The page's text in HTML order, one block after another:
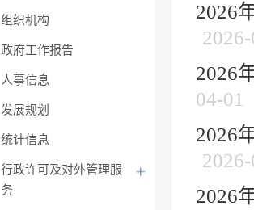
组织机构
政府工作报告
人事信息
发展规划
统计信息
行政许可及对外管理服
务
2026
2026
04-01
2026
2026